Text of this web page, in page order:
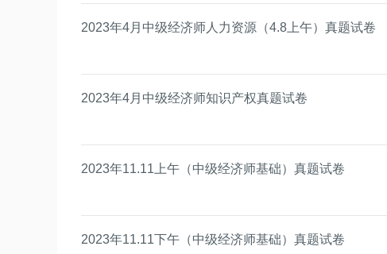
2023年4月中级经济师人力资源（4.8上午）真题试卷
2023年4月中级经济师知识产权真题试卷
2023年11.11上午（中级经济师基础）真题试卷
2023年11.11下午（中级经济师基础）真题试卷